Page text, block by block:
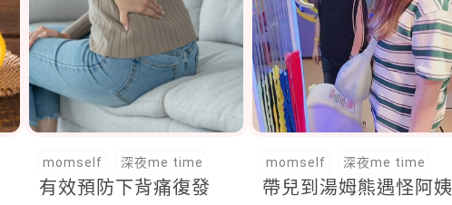
momself 深夜me time
有效預防下背痛復發
momself 深夜me time
帶兒到湯姆熊遇怪阿姨